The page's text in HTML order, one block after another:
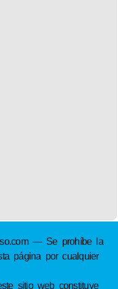
— Se prohíbe la
página por cualquier
sitio web constituye